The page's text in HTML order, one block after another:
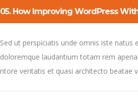
05. How Improving WordPress With
Sed ut perspiciatis unde omnis iste
doloremque laudantium totam rem
ntore veritatis et quasi architecto beatae